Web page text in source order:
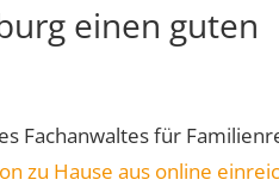
einen guten
Fachanwaltes für
zu Hause aus online